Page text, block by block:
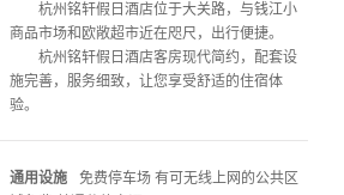
杭州铭轩假日酒店位于大关路，与钱江小
商品市场和欧敞超市近在咫尺，出行便捷。
杭州铭轩假日酒店客房现代简约，配套设
施完善，服务细致，让您享受舒适的住宿体
验。
通用设施 免费停车场 有可无线上网的公共区